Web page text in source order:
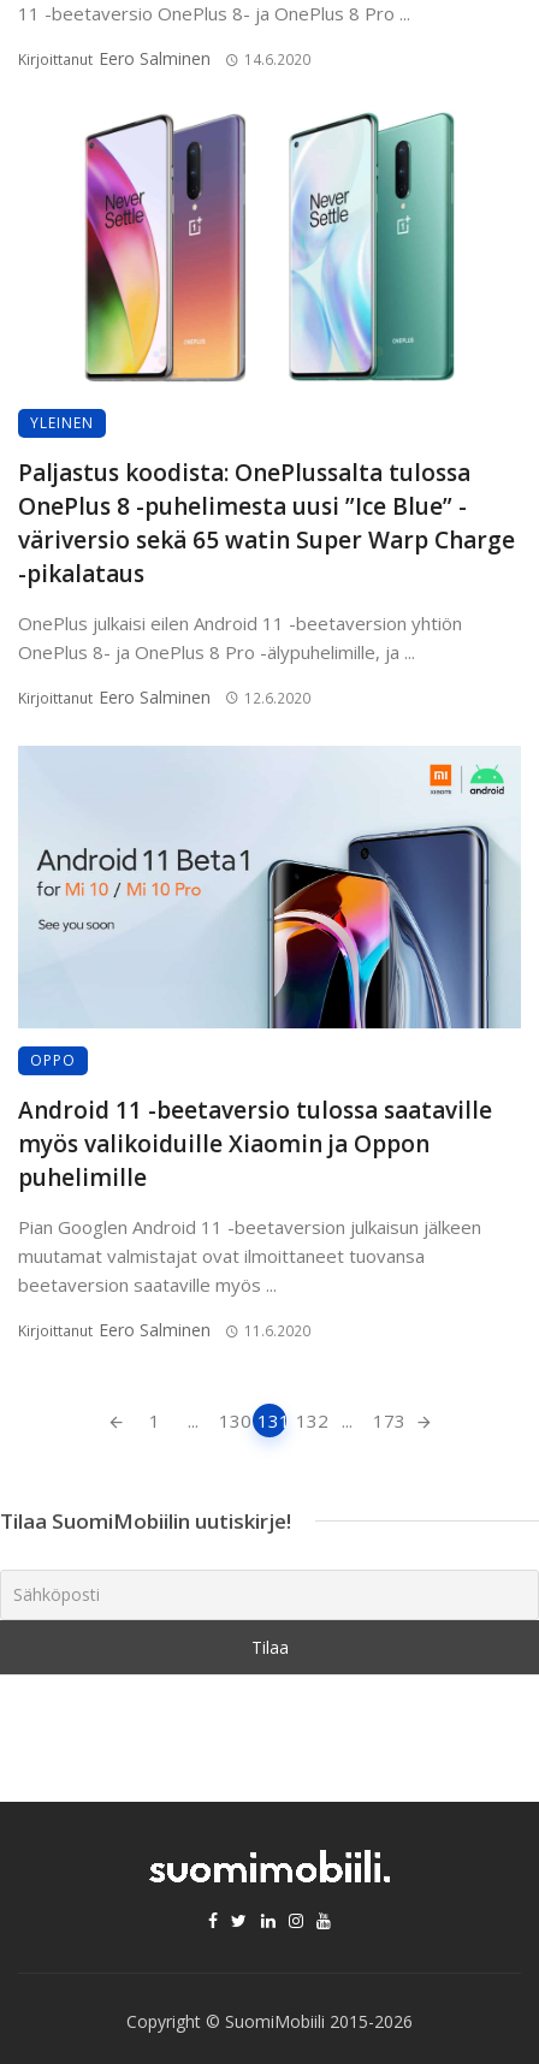
11 -beetaversio OnePlus 8- ja OnePlus 8 Pro ...
Kirjoittanut Eero Salminen 14.6.2020
YLEINEN
Paljastus koodista: OnePlussalta tulossa
OnePlus 8 -puhelimesta uusi ”Ice Blue” -
väriversio sekä 65 watin Super Warp Charge
-pikalataus
OnePlus julkaisi eilen Android 11 -beetaversion yhtiön
OnePlus 8- ja OnePlus 8 Pro -älypuhelimille, ja ...
Kirjoittanut Eero Salminen 12.6.2020
OPPO
Android 11 -beetaversio tulossa saataville
myös valikoiduille Xiaomin ja Oppon
puhelimille
Pian Googlen Android 11 -beetaversion julkaisun jälkeen
muutamat valmistajat ovat ilmoittaneet tuovansa
beetaversion saataville myös ...
Kirjoittanut Eero Salminen 11.6.2020
Artikkeleiden
1 ... 130 131 132 ... 173
Tilaa SuomiMobiilin uutiskirje!
Copyright © SuomiMobiili 2015-2026